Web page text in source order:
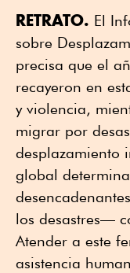
RETRATO. El
sobre
precisa que el
recayeron en
y violencia,
migrar por
desplazamiento
global
los desastres—
Atender a este
asistencia